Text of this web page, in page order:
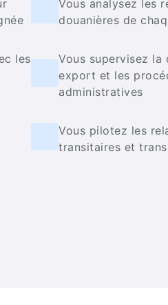
les
Vous analysez les
douanières de
Vous supervisez la
export et les
administratives
Vous pilotez les
transitaires et